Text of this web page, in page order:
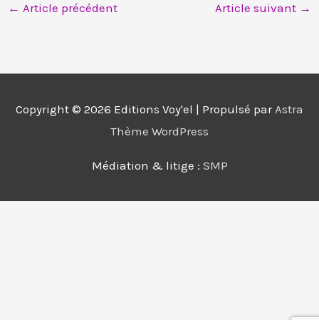
← Article précédent Article suivant →
Copyright © 2026 Editions Voy'el | Propulsé par Astra
Thème WordPress
Médiation & litige : SMP